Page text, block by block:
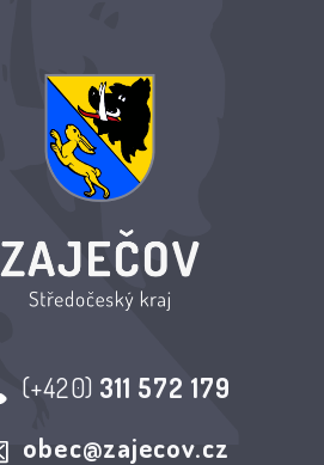
(+420) 311 572 179
obec@zajecov.cz